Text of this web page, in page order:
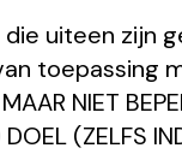
uiteen zijn
toepassing
NIET
(ZELFS